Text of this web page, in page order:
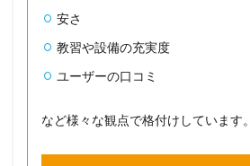
安さ
教習や設備の充実度
ユーザーの口コミ
など様々な観点で格付けしています。